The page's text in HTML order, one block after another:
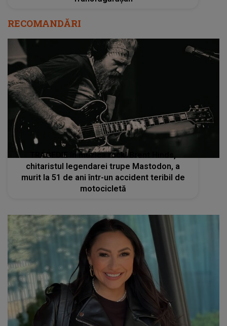
RECOMANDĂRI
TRAGEDIE în muzica rock! Brent Hinds,
chitaristul legendarei trupe Mastodon, a
murit la 51 de ani într-un accident teribil de
motocicletă